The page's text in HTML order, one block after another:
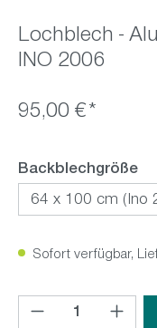
Lochblech -
INO 2006
95,00 €*
Backblechgröße
Sofort verfügbar,
Produkt Anzahl: